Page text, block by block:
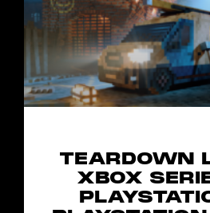
TEARDOWN
XBOX